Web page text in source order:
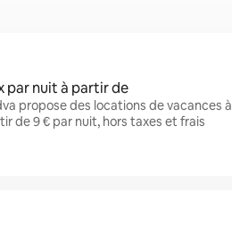
par nuit à partir de
propose des locations de vacances à
de 9 € par nuit, hors taxes et frais